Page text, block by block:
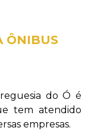
ÔNIBUS
do Ó é
tem atendido
empresas.